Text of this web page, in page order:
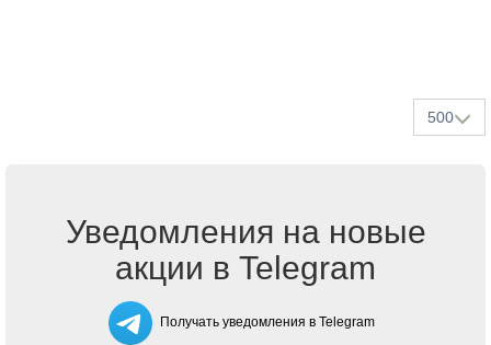
500
Уведомления на новые
акции в Telegram
Получать уведомления в Telegram